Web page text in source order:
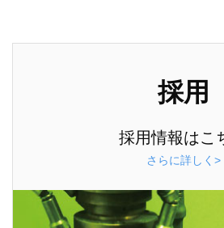
採用
採用情報はこ
さらに詳しく>